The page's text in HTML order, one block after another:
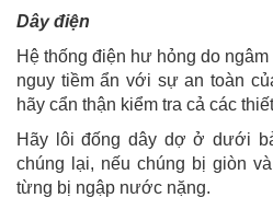
Dây điện
Hệ thống điện hư hỏng do
nguy tiềm ẩn với sự an toàn
hãy cẩn thận kiểm tra cả các
Hãy lôi đống dây dợ ở dưới
chúng lại, nếu chúng bị giòn
từng bị ngập nước nặng.